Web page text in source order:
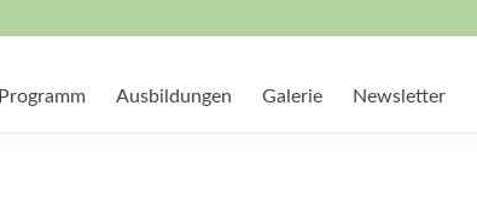
Programm Ausbildungen Galerie Newsletter